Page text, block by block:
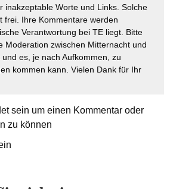
inakzeptable Worte und Links. Solche
frei. Ihre Kommentare werden
Verantwortung bei TE liegt. Bitte
Moderation zwischen Mitternacht und
es, je nach Aufkommen, zu
kommen kann. Vielen Dank für Ihr
sein um einen Kommentar oder
zu können